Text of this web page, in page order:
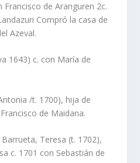
Francisco de Aranguren 2c.
Compró la casa de
Azeval.
1643) c. con Marí­a de
/t. 1700), hija de
de Maidana.
Teresa (t. 1702),
c. 1701 con Sebastián de